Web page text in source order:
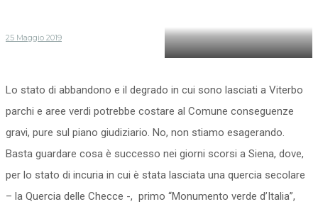
25 Maggio 2019
“Viterbo civica”
Lo stato di abbandono e il degrado in cui sono lasciati a Viterbo
parchi e aree verdi potrebbe costare al Comune conseguenze
gravi, pure sul piano giudiziario. No, non stiamo esagerando.
Basta guardare cosa è successo nei giorni scorsi a Siena, dove,
per lo stato di incuria in cui è stata lasciata una quercia secolare
– la Quercia delle Checce -, primo “Monumento verde d’Italia”,